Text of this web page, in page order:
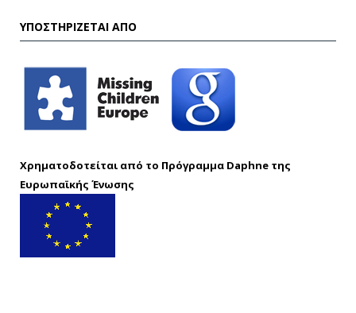
ΥΠΟΣΤΗΡΊΖΕΤΑΙ ΑΠΌ
Χρηματοδοτείται από το Πρόγραμμα Daphne της
Ευρωπαϊκής Ένωσης